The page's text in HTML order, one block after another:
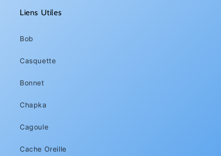
Liens Utiles
Bob
Casquette
Bonnet
Chapka
Cagoule
Cache Oreille